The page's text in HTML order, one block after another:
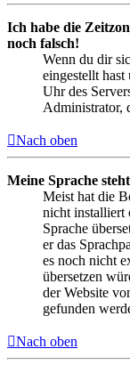
Ich habe die
noch falsch!
Wenn du dir
eingestellt
Uhr des
Administrator,
Nach oben
Meine Sprache
Meist hat die
nicht installiert
Sprache
er das
es noch nicht
übersetzen
der Website
gefunden
Nach oben